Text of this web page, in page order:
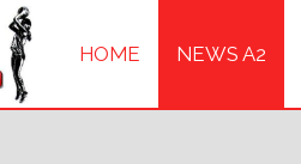
HOME NEWS A2